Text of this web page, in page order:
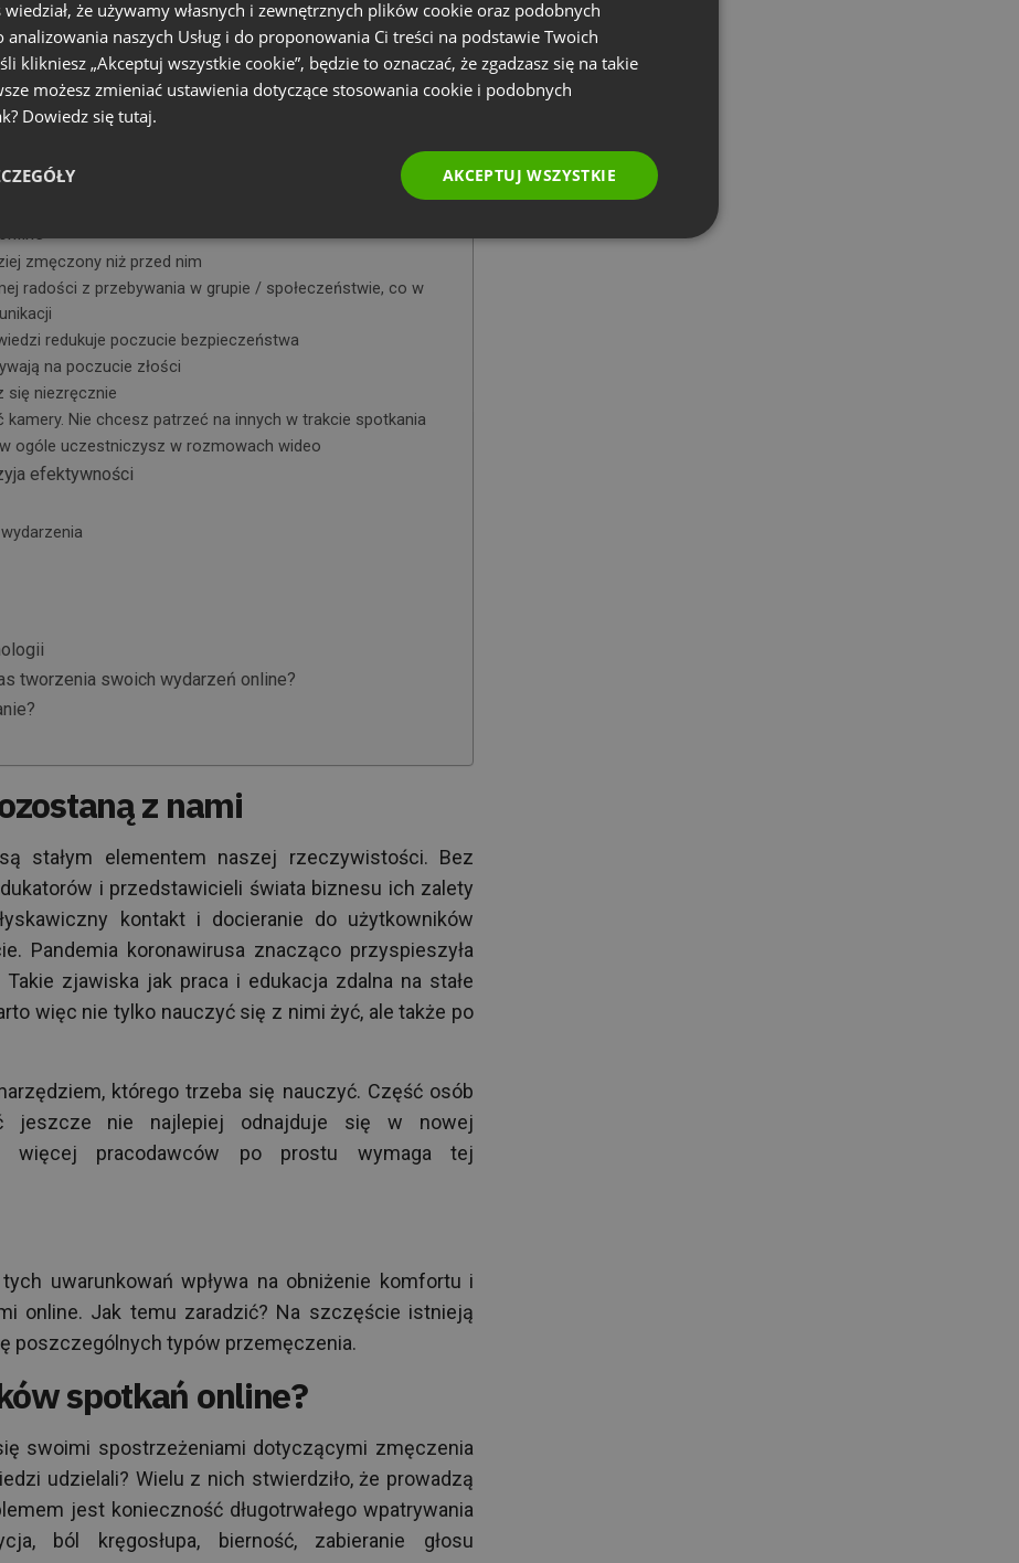
zmęczony niż przed nim
radości z przebywania w grupie / społeczeństwie, co w
redukuje poczucie bezpieczeństwa
na poczucie złości
niezręcznie
Nie chcesz patrzeć na innych w trakcie spotkania
uczestniczysz w rozmowach wideo
efektywności
tworzenia swoich wydarzeń online?
z nami
stałym elementem naszej rzeczywistości. Bez
i przedstawicieli świata biznesu ich zalety
kontakt i docieranie do użytkowników
Pandemia koronawirusa znacząco przyspieszyła
zjawiska jak praca i edukacja zdalna na stałe
więc nie tylko nauczyć się z nimi żyć, ale także po
którego trzeba się nauczyć. Część osób
jeszcze nie najlepiej odnajduje się w nowej
więcej pracodawców po prostu wymaga tej
uwarunkowań wpływa na obniżenie komfortu i
online. Jak temu zaradzić? Na szczęście istnieją
poszczególnych typów przemęczenia.
spotkań online?
swoimi spostrzeżeniami dotyczącymi zmęczenia
udzielali? Wielu z nich stwierdziło, że prowadzą
jest konieczność długotrwałego wpatrywania
ból kręgosłupa, bierność, zabieranie głosu
ENGLISH
FRENCH
RUSSIAN
SPANISH
wiedział, że używamy własnych i zewnętrznych plików cookie oraz podobnych
naszych Usług i do proponowania Ci treści na podstawie Twoich
klikniesz „Akceptuj wszystkie cookie”, będzie to oznaczać, że zgadzasz się na takie
możesz zmieniać ustawienia dotyczące stosowania cookie i podobnych
Dowiedz się tutaj.
AKCEPTUJ WSZYSTKIE